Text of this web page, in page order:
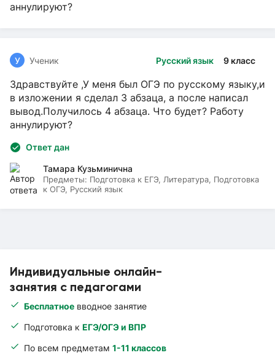
Индивидуальные онлайн-
занятия с педагогами
Бесплатное вводное занятие
Подготовка к ЕГЭ/ОГЭ и ВПР
По всем предметам 1-11 классов
аннулируют?
Русский язык 9 класс
У Ученик
Здравствуйте ,У меня был ОГЭ по русскому языку,и
в изложении я сделал 3 абзаца, а после написал
вывод.Получилось 4 абзаца. Что будет? Работу
аннулируют?
Ответ дан
Тамара Кузьминична
Предметы: Подготовка к ЕГЭ, Литература, Подготовка
к ОГЭ, Русский язык